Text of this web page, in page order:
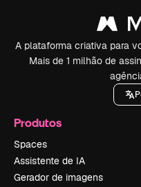
A plataforma criativa para
Mais de 1 milhão de
Produtos
Spaces
Assistente de IA
Gerador de imagens